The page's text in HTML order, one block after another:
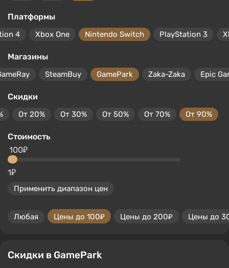
Платформы
4 Xbox One Nintendo Switch PlayStation 3
Магазины
SteamBuy GamePark Zaka-Zaka Epic
Скидки
От 20% От 30% От 50% От 70% От 90%
Стоимость
1₽
100₽
Применить диапазон цен
Любая Цены до 100₽ Цены до 200₽ Цены до
Скидки в GamePark